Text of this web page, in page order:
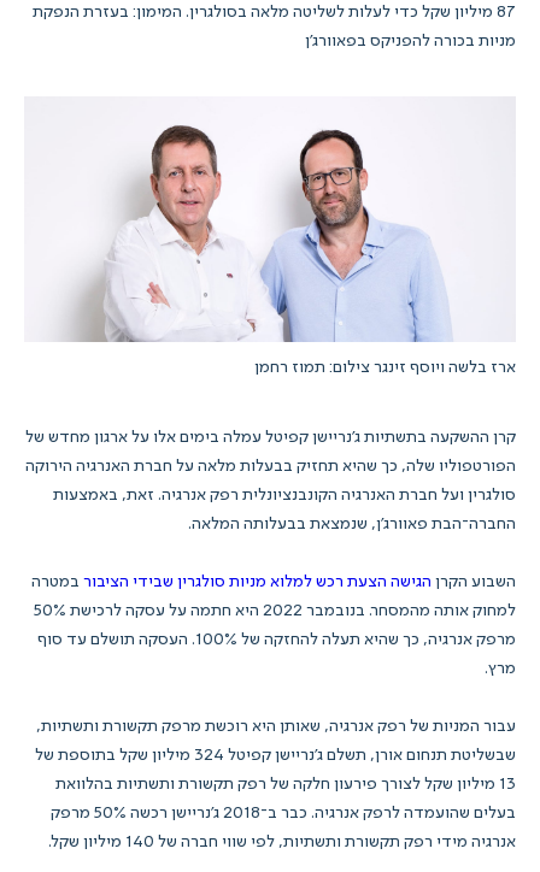
87 מיליון שקל כדי לעלות לשליטה מלאה בסולגרין. המימון: בעזרת הנפקת
מניות בכורה להפניקס בפאוורג'ן
ארז בלשה ויוסף זינגר צילום: תמוז רחמן
קרן ההשקעה בתשתיות ג'נריישן קפיטל עמלה בימים אלו על ארגון מחדש של
הפורטפוליו שלה, כך שהיא תחזיק בבעלות מלאה על חברת האנרגיה הירוקה
סולגרין ועל חברת האנרגיה הקונבנציונלית רפק אנרגיה. זאת, באמצעות
החברה־הבת פאוורג'ן, שנמצאת בבעלותה המלאה.
השבוע הקרן הגישה הצעת רכש למלוא מניות סולגרין שבידי הציבור במטרה
למחוק אותה מהמסחר. בנובמבר 2022 היא חתמה על עסקה לרכישת 50%
מרפק אנרגיה, כך שהיא תעלה להחזקה של 100%. העסקה תושלם עד סוף
מרץ.
עבור המניות של רפק אנרגיה, שאותן היא רוכשת מרפק תקשורת ותשתיות,
שבשליטת תנחום אורן, תשלם ג'נריישן קפיטל 324 מיליון שקל בתוספת של
13 מיליון שקל לצורך פירעון חלקה של רפק תקשורת ותשתיות בהלוואת
בעלים שהועמדה לרפק אנרגיה. כבר ב־2018 ג'נריישן רכשה 50% מרפק
אנרגיה מידי רפק תקשורת ותשתיות, לפי שווי חברה של 140 מיליון שקל.